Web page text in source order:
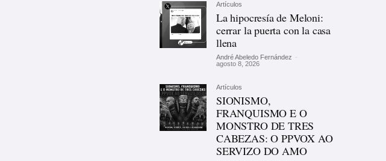
Artículos
La hipocresía de Meloni:
cerrar la puerta con la casa
llena
André Abeledo Fernández -
agosto 8, 2026
Artículos
SIONISMO,
FRANQUISMO E O
MONSTRO DE TRES
CABEZAS: O PPVOX AO
SERVIZO DO AMO